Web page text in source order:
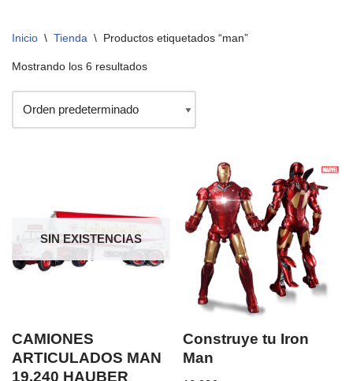
Inicio \ Tienda \ Productos etiquetados “man”
Mostrando los 6 resultados
SIN EXISTENCIAS
CAMIONES
ARTICULADOS MAN
19.240 HAUBER
Construye tu Iron
Man